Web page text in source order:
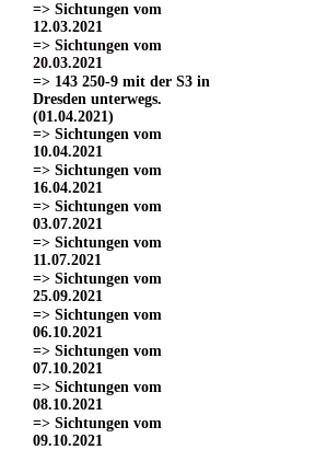
=> Sichtungen vom
12.03.2021
=> Sichtungen vom
20.03.2021
=> 143 250-9 mit der S3 in
Dresden unterwegs.
(01.04.2021)
=> Sichtungen vom
10.04.2021
=> Sichtungen vom
16.04.2021
=> Sichtungen vom
03.07.2021
=> Sichtungen vom
11.07.2021
=> Sichtungen vom
25.09.2021
=> Sichtungen vom
06.10.2021
=> Sichtungen vom
07.10.2021
=> Sichtungen vom
08.10.2021
=> Sichtungen vom
09.10.2021